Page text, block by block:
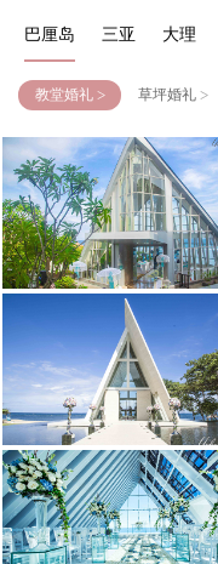
巴厘岛 三亚 大理
教堂婚礼 > 草坪婚礼 >